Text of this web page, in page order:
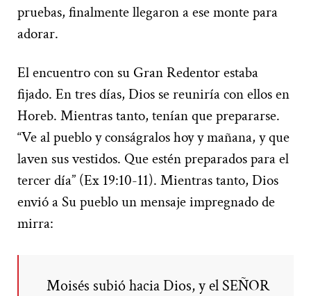
pruebas, finalmente llegaron a ese monte para
adorar.
El encuentro con su Gran Redentor estaba
fijado. En tres días, Dios se reuniría con ellos en
Horeb. Mientras tanto, tenían que prepararse.
“Ve al pueblo y conságralos hoy y mañana, y que
laven sus vestidos. Que estén preparados para el
tercer día” (Ex 19:10-11). Mientras tanto, Dios
envió a Su pueblo un mensaje impregnado de
mirra:
Moisés subió hacia Dios, y el SEÑOR